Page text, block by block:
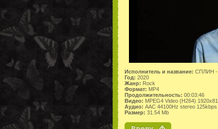
Исполнитель и название: СПЛИН -
Год: 2020
Жанр: Rock
Формат: MP4
Продолжительность: 00:03:46
Видео: MPEG4 Video (H264)
Аудио: AAC 44100Hz stereo 125kbps
Размер: 31.54 Mb